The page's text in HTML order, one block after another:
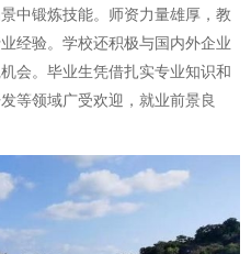
中锻炼技能。师资力量雄厚，教
经验。学校还积极与国内外企业
会。毕业生凭借扎实专业知识和
等领域广受欢迎，就业前景良